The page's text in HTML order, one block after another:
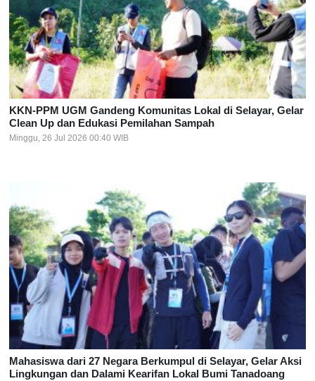
KKN-PPM UGM Gandeng Komunitas Lokal di Selayar, Gelar
Clean Up dan Edukasi Pemilahan Sampah
Minggu, 26 Jul 2026 00:40 WIB
Mahasiswa dari 27 Negara Berkumpul di Selayar, Gelar Aksi
Lingkungan dan Dalami Kearifan Lokal Bumi Tanadoang